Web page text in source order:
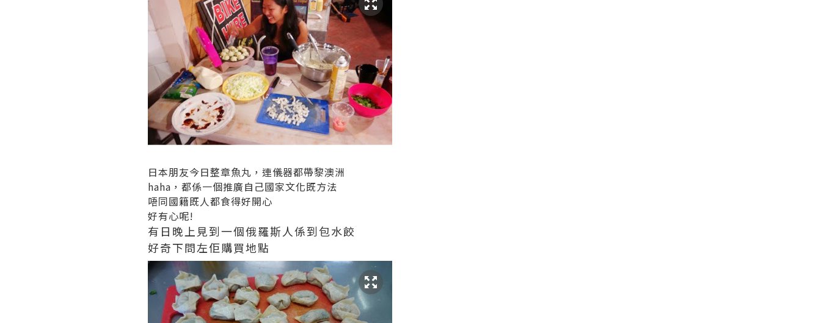
日本朋友今日整章魚丸，連儀器都帶黎澳洲
haha，都係一個推廣自己國家文化既方法
唔同國籍既人都食得好開心
好有心呢!
有日晚上見到一個俄羅斯人係到包水餃
好奇下問左佢購買地點